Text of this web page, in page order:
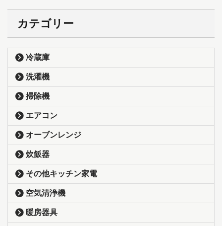
カテゴリー
冷蔵庫
洗濯機
掃除機
エアコン
オーブンレンジ
炊飯器
その他キッチン家電
空気清浄機
暖房器具